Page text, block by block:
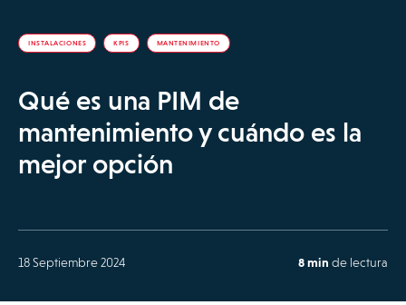
INSTALACIONES KPIS MANTENIMIENTO
Qué es una PIM de
mantenimiento y cuándo es la
mejor opción
18 Septiembre 2024 8 min de lectura